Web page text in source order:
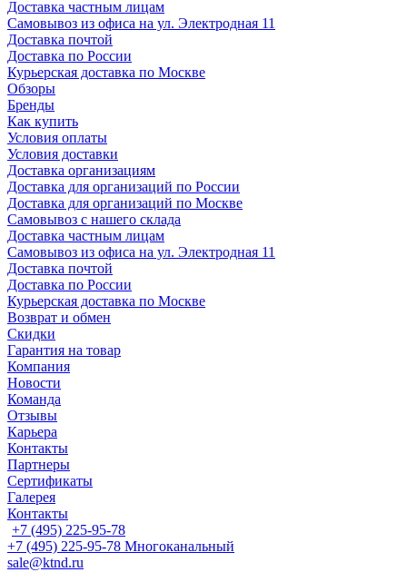
Доставка частным лицам
Самовывоз из офиса на ул. Электродная 11
Доставка почтой
Доставка по России
Курьерская доставка по Москве
Обзоры
Бренды
Как купить
Условия оплаты
Условия доставки
Доставка организациям
Доставка для организаций по России
Доставка для организаций по Москве
Самовывоз с нашего склада
Доставка частным лицам
Самовывоз из офиса на ул. Электродная 11
Доставка почтой
Доставка по России
Курьерская доставка по Москве
Возврат и обмен
Скидки
Гарантия на товар
Компания
Новости
Команда
Отзывы
Карьера
Контакты
Партнеры
Сертификаты
Галерея
Контакты
+7 (495) 225-95-78
+7 (495) 225-95-78 Многоканальный
sale@ktnd.ru